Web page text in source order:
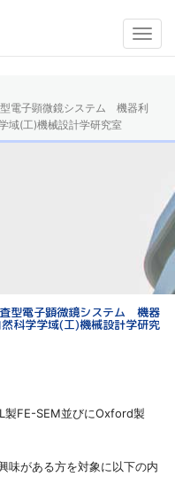
電子顕微鏡システム 機器利
域(工)機械設計学研究室
型電子顕微鏡システム 機器
科学学域(工)機械設計学研究
製FE-SEM並びにOxford製
がある方を対象に以下の内